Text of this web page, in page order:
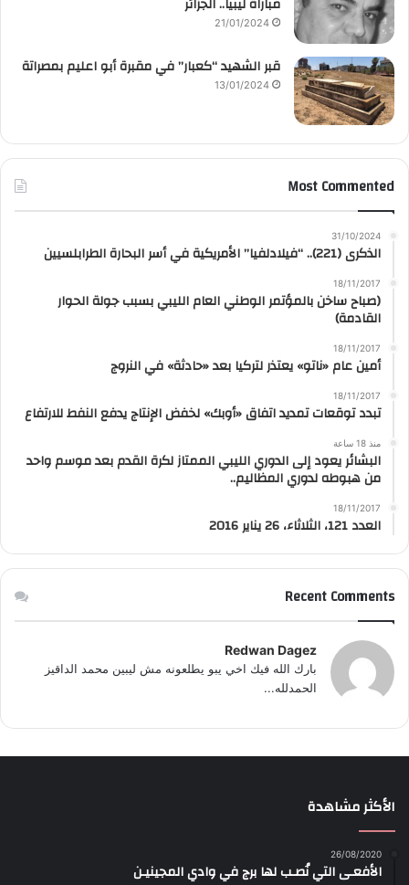
21/01/2024
قبر الشهيد “كعبار” في مقبرة أبو اعليم بمصراتة
13/01/2024
Most Commented
31/10/2024
الذكرى (221).. “فيلادلفيا” الأمريكية في أسر البحارة الطرابلسيين
18/11/2017
(صباح ساخن بالمؤتمر الوطني العام الليبي بسبب جولة الحوار
القادمة)
18/11/2017
أمين عام «ناتو» يعتذر لتركيا بعد «حادثة» في النروج
18/11/2017
تبدد توقعات تمديد اتفاق «أوبك» لخفض الإنتاج يدفع النفط للارتفاع
منذ 18 ساعة
البشائر يعود إلى الدوري الليبي الممتاز لكرة القدم بعد موسم واحد
من هبوطه لدوري المظاليم..
18/11/2017
العدد 121، الثلاثاء، 26 يناير 2016
Recent Comments
Redwan Dagez
بارك الله فيك اخي يبو يطلعونه مش ليبين محمد الداقيز
الحمدلله...
الأكثر مشاهدة
26/08/2020
الأفعـى التي نُصـب لها برج في وادي المجينيـن